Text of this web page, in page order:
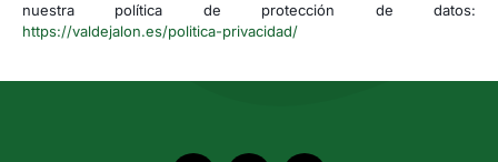
nuestra política de protección de datos:
https://valdejalon.es/politica-privacidad/